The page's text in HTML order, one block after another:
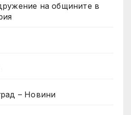
на общините в
– Новини